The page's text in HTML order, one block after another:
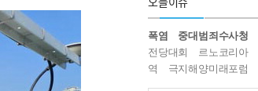
폭염 중대범죄수사청
전당대회
르노코리아
역
극지해양미래포럼